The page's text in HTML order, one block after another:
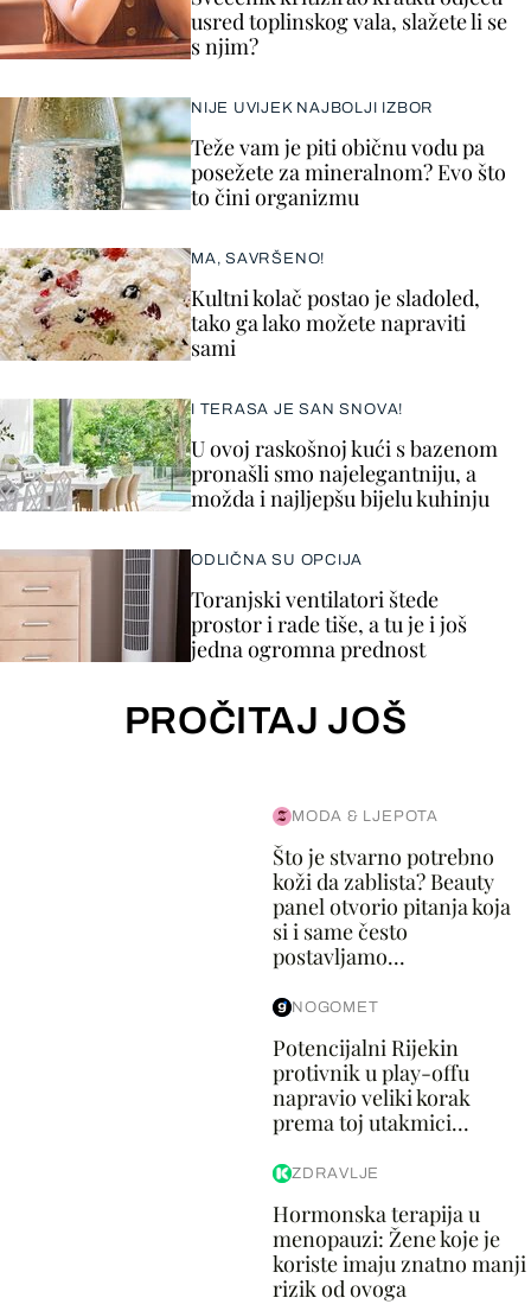
usred toplinskog vala, slažete li se
s njim?
NIJE UVIJEK NAJBOLJI IZBOR
Teže vam je piti običnu vodu pa
posežete za mineralnom? Evo što
to čini organizmu
MA, SAVRŠENO!
Kultni kolač postao je sladoled,
tako ga lako možete napraviti
sami
I TERASA JE SAN SNOVA!
U ovoj raskošnoj kući s bazenom
pronašli smo najelegantniju, a
možda i najljepšu bijelu kuhinju
ODLIČNA SU OPCIJA
Toranjski ventilatori štede
prostor i rade tiše, a tu je i još
jedna ogromna prednost
PROČITAJ JOŠ
MODA & LJEPOTA
Što je stvarno potrebno
koži da zablista? Beauty
panel otvorio pitanja koja
si i same često
postavljamo...
NOGOMET
Potencijalni Rijekin
protivnik u play-offu
napravio veliki korak
prema toj utakmici...
ZDRAVLJE
Hormonska terapija u
menopauzi: Žene koje je
koriste imaju znatno manji
rizik od ovoga